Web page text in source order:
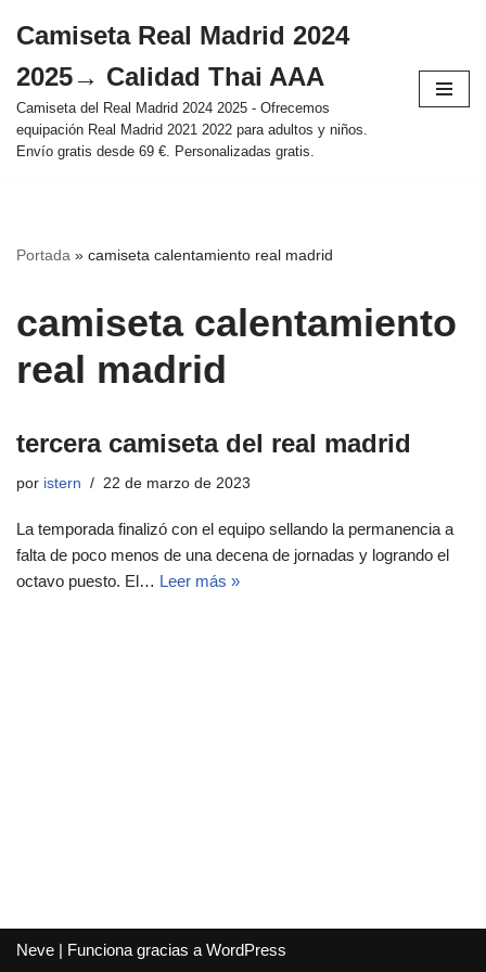
al
contenido
Camiseta Real Madrid 2024
2025→ Calidad Thai AAA
Camiseta del Real Madrid 2024 2025 - Ofrecemos
equipación Real Madrid 2021 2022 para adultos y niños.
Envío gratis desde 69 €. Personalizadas gratis.
Portada » camiseta calentamiento real madrid
camiseta calentamiento
real madrid
tercera camiseta del real madrid
por istern 22 de marzo de 2023
La temporada finalizó con el equipo sellando la permanencia a
falta de poco menos de una decena de jornadas y logrando el
octavo puesto. El… Leer más »
Neve | Funciona gracias a WordPress